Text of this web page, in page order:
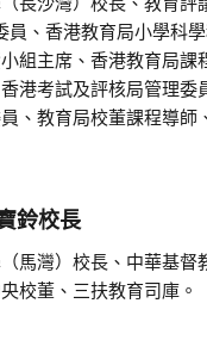
員、香港教育局小學科
組主席、香港教育局
港考試及評核局管理
、教育局校董課程導師
鈴校長
馬灣）校長、中華基
校董、三扶教育司庫。